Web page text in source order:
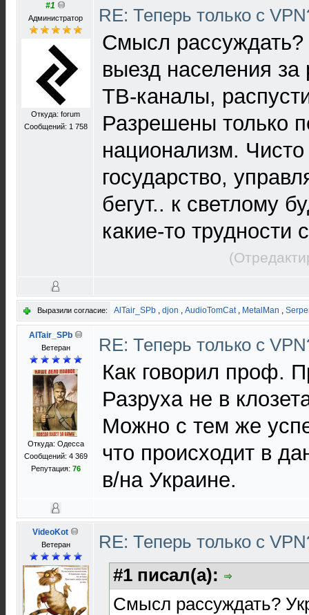
#1
Администратор
Откуда: forum
Сообщений: 1 758
RE: Теперь только с
Смысл рассуждать?
выезд населения
ТВ-каналы,
Разрешены только
национализм. Чисто
государство,
бегут.. к светлому
какие-то трудности
Выразили согласие: AlTair_SPb , djon , AudioTomCat, MetalMan ,
AlTair_SPb
Ветеран
Откуда: Одесса
Сообщений: 4 369
Репутация: 76
RE: Теперь только с
Как говорил проф.
Разруха не в
Можно с тем же
что происходит в
в/на Украине.
VideoKot
Ветеран
RE: Теперь только с
#1 писал(а):
Смысл рассуждать?